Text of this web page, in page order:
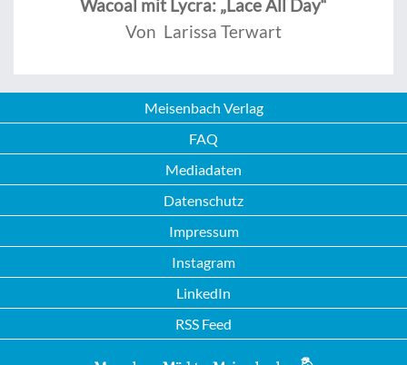
Wacoal mit Lycra: „Lace All Day“
Von Larissa Terwart
Meisenbach Verlag
FAQ
Mediadaten
Datenschutz
Impressum
Instagram
LinkedIn
RSS Feed